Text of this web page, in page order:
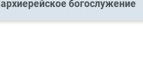
архиерейское богослужение